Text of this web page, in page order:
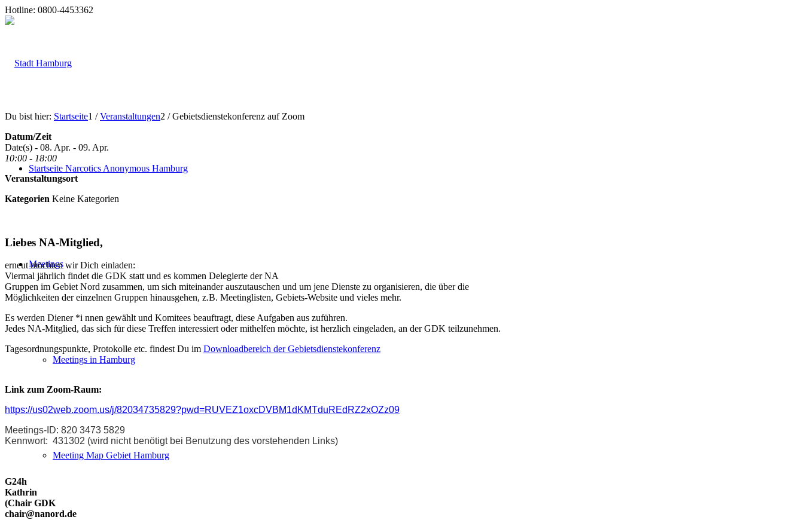
Hotline: 0800-4453362
Startseite Narcotics Anonymous Hamburg
Meetings
Meetings in Hamburg
Meeting Map Gebiet Hamburg
Du bist hier: Startseite1 / Veranstaltungen2 / Gebietsdienstekonferenz auf Zoom
Datum/Zeit
Date(s) - 08. Apr. - 09. Apr.
10:00 - 18:00
Veranstaltungsort
Kategorien Keine Kategorien
Liebes NA-Mitglied,
erneut möchten wir Dich einladen:
Viermal jährlich findet die GDK statt und es kommen Delegierte der NA
Gruppen im Gebiet Nord zusammen, um sich miteinander auszutauschen und um jene Dienste zu organisieren, die über die
Möglichkeiten der einzelnen Gruppen hinausgehen, z.B. Meetinglisten, Gebiets-Website und vieles mehr.
Es werden Diener *i nnen gewählt und Komitees beauftragt, diese Aufgaben aus zuführen.
Jedes NA-Mitglied, das sich für diese Treffen interessiert oder mithelfen möchte, ist herzlich eingeladen, an der GDK teilzunehmen.
Tagesordnungspunkte, Protokolle etc. findest Du im Downloadbereich der Gebietsdienstekonferenz
Link zum Zoom-Raum:
https://us02web.zoom.us/j/82034735829?pwd=RUVEZ1oxcDVBM1dKMTduREdRZ2xOZz09
Meetings-ID: 820 3473 5829
Kennwort: 431302 (wird nicht benötigt bei Benutzung des vorstehenden Links)
G24h
Kathrin
(Chair GDK
chair@nanord.de